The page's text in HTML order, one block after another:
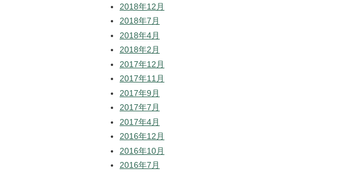
2018年12月
2018年7月
2018年4月
2018年2月
2017年12月
2017年11月
2017年9月
2017年7月
2017年4月
2016年12月
2016年10月
2016年7月